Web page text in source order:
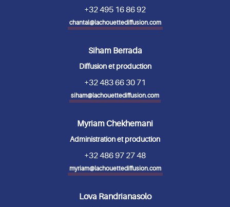
+32 495 16 86 92
chantal@lachouettediffusion.com
Siham Berrada
Diffusion et production
+32 483 66 30 71
siham@lachouettediffusion.com
Myriam Chekhemani
Administration et production
+32 486 97 27 48
myriam@lachouettediffusion.com
Lova Randrianasolo